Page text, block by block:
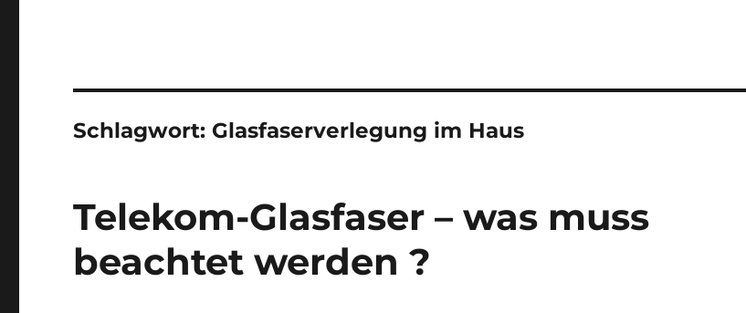
Schlagwort: Glasfaserverlegung im Haus
Telekom-Glasfaser – was muss
beachtet werden ?